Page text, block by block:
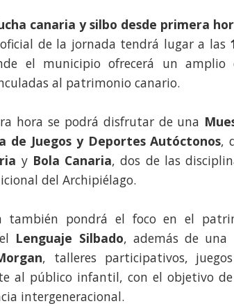
canaria y silbo desde primera
de la jornada tendrá lugar a las
el municipio ofrecerá un amplio
al patrimonio canario.
hora se podrá disfrutar de una
de Juegos y Deportes Autóctonos,
y Bola Canaria, dos de las
del Archipiélago.
también pondrá el foco en el
Lenguaje Silbado, además de una
, talleres participativos,
al público infantil, con el objetivo
intergeneracional.